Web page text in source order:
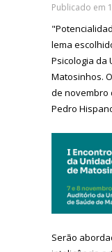
Publicado em
lema
Psicologia da
Matosinhos.
de novembro
Pedro
Serão